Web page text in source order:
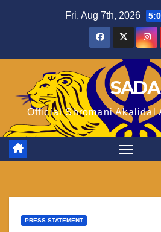
Fri. Aug 7th, 2026
SADA
Official Shromani Akalidal
PRESS STATEMENT